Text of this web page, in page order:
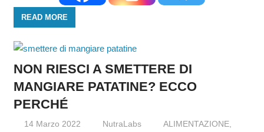
READ MORE
NON RIESCI A SMETTERE DI
MANGIARE PATATINE? ECCO
PERCHÉ
14 Marzo 2022 NutraLabs ALIMENTAZIONE